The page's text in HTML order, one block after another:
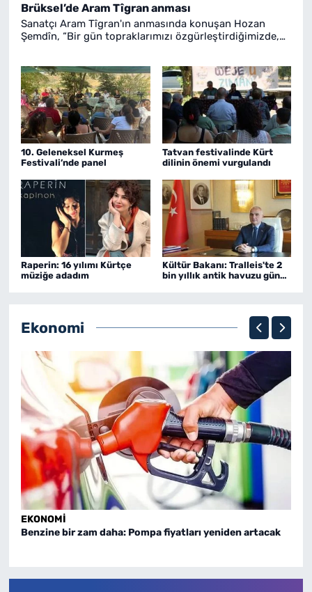
Brüksel’de Aram Tîgran anması
Sanatçı Aram Tîgran'ın anmasında konuşan Hozan
Şemdîn, “Bir gün topraklarımızı özgürleştirdiğimizde,
10. Geleneksel Kurmeş
Festivali’nde panel
Tatvan festivalinde Kürt
dilinin önemi vurgulandı
Raperin: 16 yılımı Kürtçe
müziğe adadım
Kültür Bakanı: Tralleis'te 2
bin yıllık antik havuzu gün
Ekonomi
EKONOMI
Benzine bir zam daha: Pompa fiyatları yeniden artacak